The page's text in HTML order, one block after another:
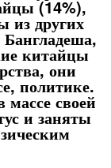
(14%),
из других
китайцы
они
политике.
своей
и заняты